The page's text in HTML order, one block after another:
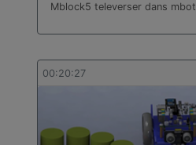
Mblock5 televerser dans mbot
00:20:27